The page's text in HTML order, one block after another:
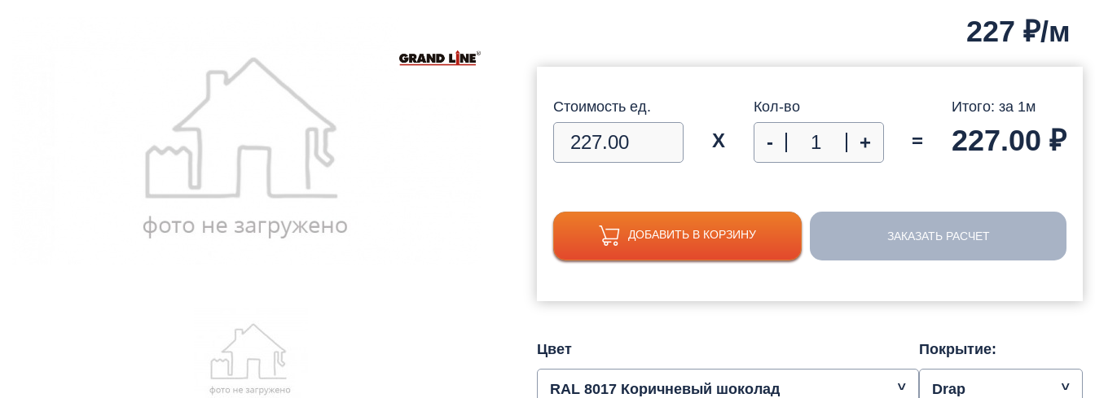
227 ₽/м
Стоимость ед.
Х
Кол-во
- + =
Итого: за 1м
227.00 ₽
ДОБАВИТЬ В КОРЗИНУ ЗАКАЗАТЬ РАСЧЕТ
Цвет
RAL 8017 Коричневый шоколад
Покрытие:
Drap